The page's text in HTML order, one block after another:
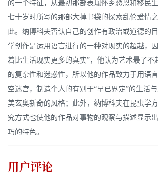
的一个特征，从最初那部表现怀乡愁恩和移民
七十岁时所写的那部大掉书袋的探索乱伦爱情
此。纳博科夫否认自己的创作有政治或道德的
学创作是运用语言进行的一种对现实的超越，
着比生活现实更多的真实”，他认为艺术最了不
的复杂性和迷惑性，所以他的作品致力于用语
空迷宫，制造个人的有别于“早已界定”的生活
美玄奥新奇的风格；此外，纳博科夫在昆虫学
究方式也使他的作品对事物的观察与描述显示
巧的特色。
用户评论